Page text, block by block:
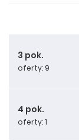
3 pok.
oferty: 9
4 pok.
oferty: 1